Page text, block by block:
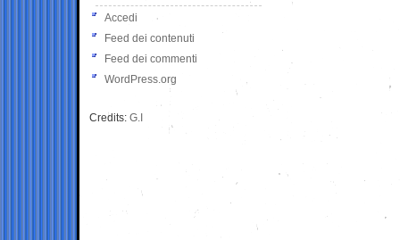
Accedi
Feed dei contenuti
Feed dei commenti
WordPress.org
Credits: G.I